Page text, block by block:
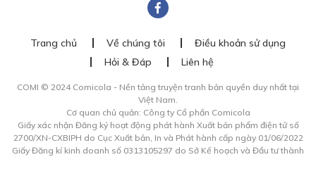
Trang chủ Về chúng tôi
Điều khoản sử dụng
Hỏi & Đáp
Liên hệ
COMI © 2024 Comicola - Nền tảng truyện tranh bản quyền duy nhất tại
Việt Nam.
Cơ quan chủ quản: Công ty Cổ phần Comicola
Giấy xác nhận Đăng ký hoạt động phát hành Xuất bản phẩm điện tử số
2700/XN-CXBIPH do Cục Xuất bản, In và Phát hành cấp ngày 01/06/2022
Giấy Đăng kí kinh doanh số 0313105297 do Sở Kế hoạch và Đầu tư thành